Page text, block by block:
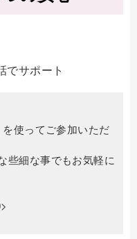
でサポート
使ってご参加いただ
些細な事でもお気軽に